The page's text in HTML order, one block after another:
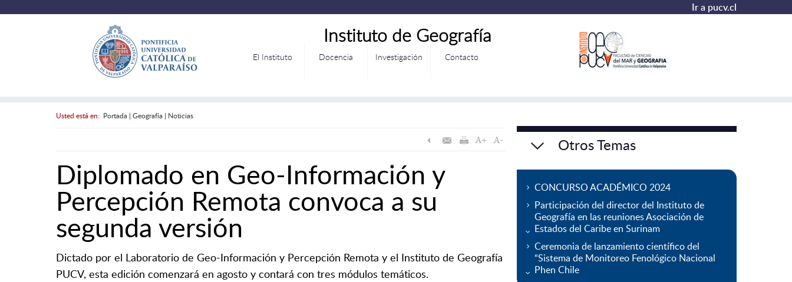
Ir a pucv.cl
Instituto de Geografía
El Instituto Docencia Investigación Contacto
Usted está en: Portada| Geografía| Noticias
Diplomado en Geo-Información y
Percepción Remota convoca a su
segunda versión
Dictado por el Laboratorio de Geo-Información y Percepción Remota y el Instituto de Geografía
PUCV, esta edición comenzará en agosto y contará con tres módulos temáticos.
Otros Temas
CONCURSO ACADÉMICO 2024
Participación del director del Instituto de
Geografía en las reuniones Asociación de
Estados del Caribe en Surinam
Ceremonia de lanzamiento científico del
“Sistema de Monitoreo Fenológico Nacional
Phen Chile